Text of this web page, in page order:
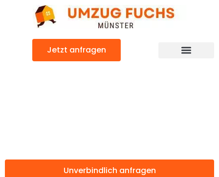
Jetzt anfragen
Unverbindlich anfragen